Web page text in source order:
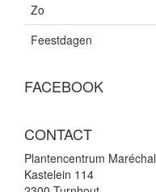
Zo
Feestdagen
FACEBOOK
CONTACT
Plantencentrum Maréchal
Kastelein 114